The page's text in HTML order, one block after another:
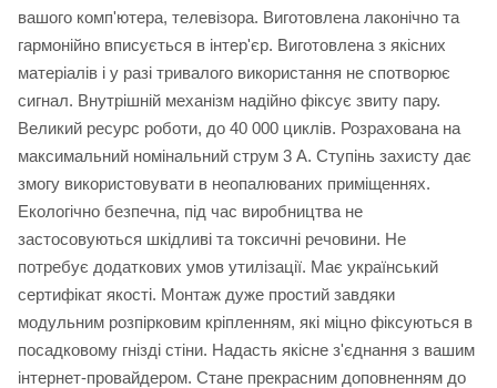
вашого комп'ютера, телевізора. Виготовлена лаконічно та
гармонійно вписується в інтер'єр. Виготовлена з якісних
матеріалів і у разі тривалого використання не спотворює
сигнал. Внутрішній механізм надійно фіксує звиту пару.
Великий ресурс роботи, до 40 000 циклів. Розрахована на
максимальний номінальний струм 3 А. Ступінь захисту дає
змогу використовувати в неопалюваних приміщеннях.
Екологічно безпечна, під час виробництва не
застосовуються шкідливі та токсичні речовини. Не
потребує додаткових умов утилізації. Має український
сертифікат якості. Монтаж дуже простий завдяки
модульним розпірковим кріпленням, які міцно фіксуються в
посадковому гнізді стіни. Надасть якісне з'єднання з вашим
інтернет-провайдером. Стане прекрасним доповненням до